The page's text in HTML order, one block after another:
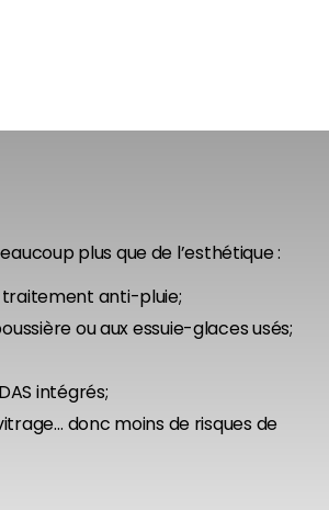
plus que de l’esthétique :
traitement anti-pluie;
ou aux essuie-glaces usés;
intégrés;
donc moins de risques de